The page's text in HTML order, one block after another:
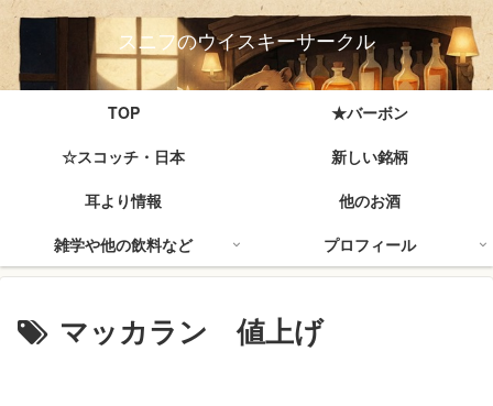
スニフのウイスキーサークル
TOP
★バーボン
☆スコッチ・日本
新しい銘柄
耳より情報
他のお酒
雑学や他の飲料など
プロフィール
マッカラン 値上げ